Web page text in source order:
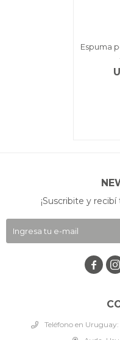
Espuma
Teléfono en
¡Suscribite y
 